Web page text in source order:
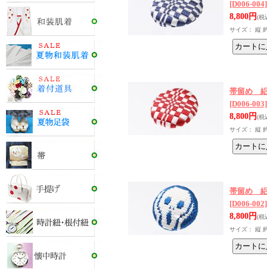
[D006-004]
8,800円(税
サイズ： 縦
帯留め
[D006-003]
8,800円(税
サイズ： 縦
帯留め
[D006-002]
8,800円(税
サイズ： 縦